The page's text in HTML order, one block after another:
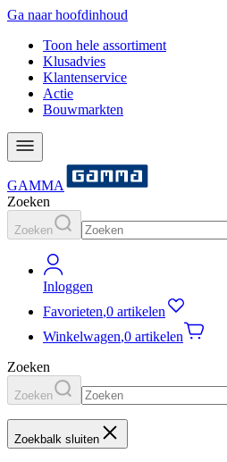
Ga naar hoofdinhoud
Toon hele assortiment
Klusadvies
Klantenservice
Actie
Bouwmarkten
GAMMA
Zoeken
Zoeken
Inloggen
Favorieten,0 artikelen
Winkelwagen,0 artikelen
Zoeken
Zoeken
Zoekbalk sluiten